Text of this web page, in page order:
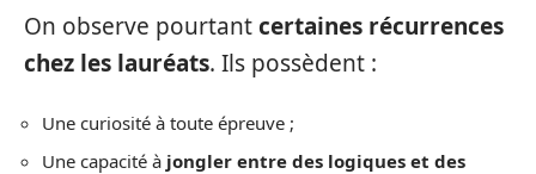
On observe pourtantcertaines récurrences
chez les lauréats. Ils possèdent :
Une curiosité à toute épreuve ;
Une capacité à jongler entre des logiques et des